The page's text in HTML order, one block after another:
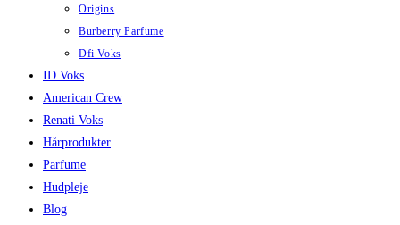
Origins
Burberry Parfume
Dfi Voks
ID Voks
American Crew
Renati Voks
Hårprodukter
Parfume
Hudpleje
Blog